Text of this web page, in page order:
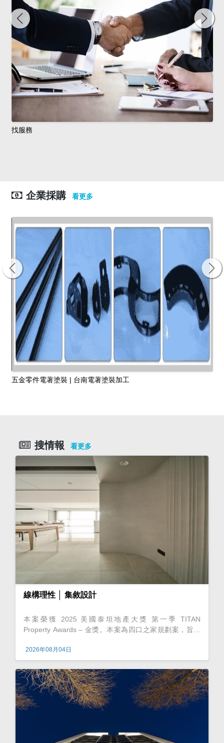
找服務
企業採購 看更多
五金零件電著塗裝 | 台南電著塗裝加工
搜情報 看更多
線構理性 │ 集敘設計
本案榮獲 2025 美國泰坦地產大獎 第一季 TITAN
Property Awards – 金獎。本案為四口之家規劃案，旨在
「形隨機能」為題，強調美
2026年08月04日